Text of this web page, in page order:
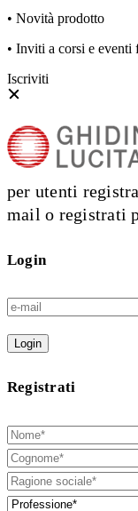
• Novità prodotto
• Inviti a corsi e eventi
Iscriviti
per utenti
mail o registrati
Login
Login
Registrati